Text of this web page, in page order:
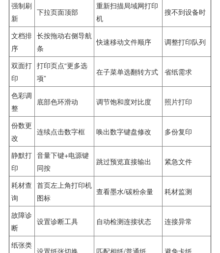
强制刷
新
下拉页面顶部
重新扫描局域网打印
机
搜不到设备时
文档排
序
长按拖动右侧导航
条
快速移动文件顺序 调整打印队列
双面打
印
打印页点“更多选
项”
在子菜单选翻转方式 省纸需求
色彩调
整
底部色环滑动 调节饱和度对比度 照片打印
份数更
改
连续点击数字框 唤出数字键盘修改 多份复印
静默打
印
音量下键+电源键
同按
跳过预览直接输出 紧急文件
耗材查
询
首页左上角打印机
图标
查看墨水/碳粉余量 耗材监测
故障诊
断
设置诊断工具 自动检测连接状态 连接异常
纸张类
设置纸张切换 匹配相纸/普通纸 避免卡纸